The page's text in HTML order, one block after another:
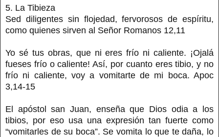
5. La Tibieza
Sed diligentes sin flojedad, fervorosos de espíritu,
como quienes sirven al Señor Romanos 12,11
Yo sé tus obras, que ni eres frío ni caliente. ¡Ojalá
fueses frío o caliente! Así, por cuanto eres tibio, y no
frío ni caliente, voy a vomitarte de mi boca. Apoc
3,14-15
El apóstol san Juan, enseña que Dios odia a los
tibios, por eso usa una expresión tan fuerte como
“vomitarles de su boca”. Se vomita lo que te daña, lo